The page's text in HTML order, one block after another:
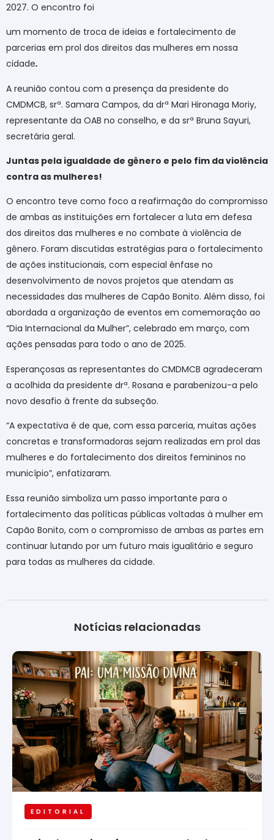
2027. O encontro foi
um momento de troca de ideias e fortalecimento de
parcerias em prol dos direitos das mulheres em nossa
cidade.
A reunião contou com a presença da presidente do
CMDMCB, srª. Samara Campos, da drª Mari Hironaga Moriy,
representante da OAB no conselho, e da srª Bruna Sayuri,
secretária geral.
Juntas pela igualdade de gênero e pelo fim da violência
contra as mulheres!
O encontro teve como foco a reafirmação do compromisso
de ambas as instituições em fortalecer a luta em defesa
dos direitos das mulheres e no combate à violência de
gênero. Foram discutidas estratégias para o fortalecimento
de ações institucionais, com especial ênfase no
desenvolvimento de novos projetos que atendam as
necessidades das mulheres de Capão Bonito. Além disso, foi
abordada a organização de eventos em comemoração ao
“Dia Internacional da Mulher”, celebrado em março, com
ações pensadas para todo o ano de 2025.
Esperançosas as representantes do CMDMCB agradeceram
a acolhida da presidente drª. Rosana e parabenizou-a pelo
novo desafio à frente da subseção.
“A expectativa é de que, com essa parceria, muitas ações
concretas e transformadoras sejam realizadas em prol das
mulheres e do fortalecimento dos direitos femininos no
município”, enfatizaram.
Essa reunião simboliza um passo importante para o
fortalecimento das políticas públicas voltadas à mulher em
Capão Bonito, com o compromisso de ambas as partes em
continuar lutando por um futuro mais igualitário e seguro
para todas as mulheres da cidade.
Notícias relacionadas
EDITORIAL